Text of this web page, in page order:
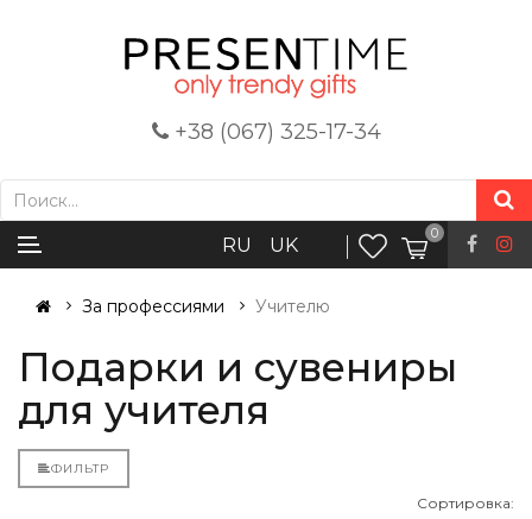
+38 (067) 325-17-34
RU UK
0
За профессиями Учителю
Подарки и сувениры
для учителя
ФИЛЬТР
Сортировка: